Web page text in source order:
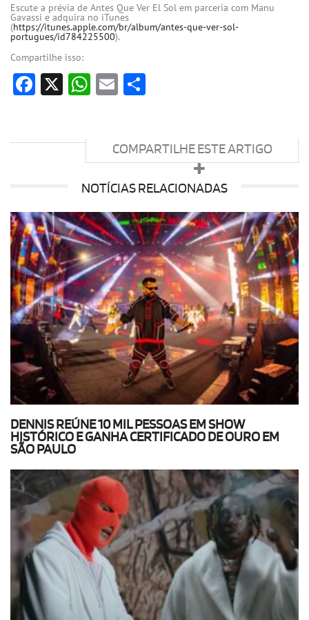
Escute a prévia de Antes Que Ver El Sol em parceria com Manu
Gavassi e adquira no iTunes
(https://itunes.apple.com/br/album/antes-que-ver-sol-
portugues/id784225500).
Compartilhe isso:
Facebook
X WhatsApp
Email
COMPARTILHE ESTE ARTIGO
NOTÍCIAS RELACIONADAS
DENNIS REÚNE 10 MIL PESSOAS EM SHOW
HISTÓRICO E GANHA CERTIFICADO DE OURO EM
SÃO PAULO